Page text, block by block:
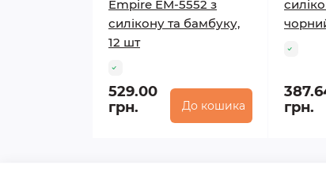
Empire ЕМ-5552 з
силікону та бамбуку,
12 шт
529.00
грн.
До кошика
грн.